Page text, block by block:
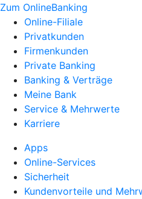
Zum OnlineBanking
Online-Filiale
Privatkunden
Firmenkunden
Private Banking
Banking & Verträge
Meine Bank
Service & Mehrwerte
Karriere
Apps
Online-Services
Sicherheit
Kundenvorteile und